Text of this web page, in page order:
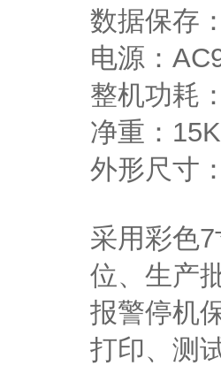
数据保存
电源：
整机功耗
净重：
外形尺寸
采用彩色
位、生产
报警停机
打印、测